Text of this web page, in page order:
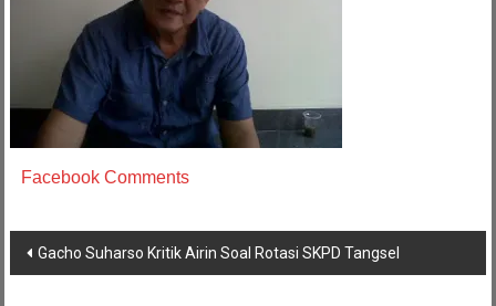
Facebook Comments
Navigasi
pos
Gacho Suharso Kritik Airin Soal Rotasi SKPD Tangsel